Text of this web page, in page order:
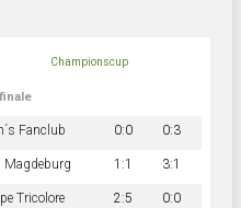
Championscup
Fanclub 0:0 0:3
Magdeburg 1:1 3:1
Tricolore 2:5 0:0